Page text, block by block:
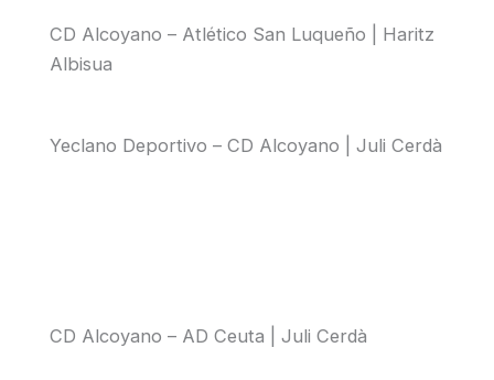
CD Alcoyano – Atlético San Luqueño | Haritz
Albisua
Yeclano Deportivo – CD Alcoyano | Juli Cerdà
CD Alcoyano – AD Ceuta | Juli Cerdà